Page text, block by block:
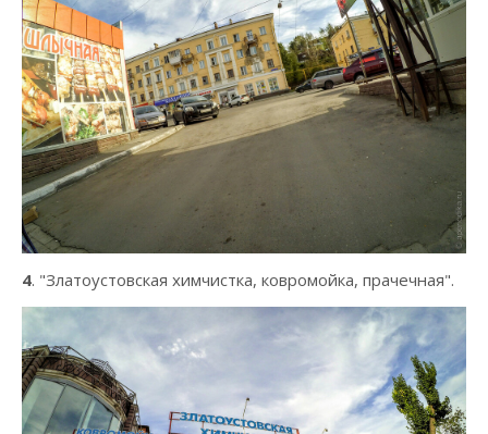
4. "Златоустовская химчистка, ковромойка, прачечная".